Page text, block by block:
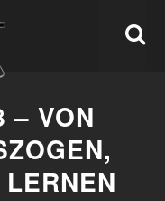
– VON